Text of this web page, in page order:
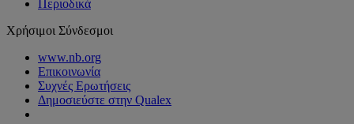
Περιοδικά
Χρήσιμοι Σύνδεσμοι
www.nb.org
Επικοινωνία
Συχνές Ερωτήσεις
Δημοσιεύστε στην Qualex